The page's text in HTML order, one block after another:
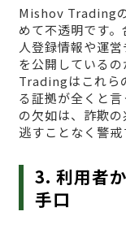
Mishov Trading
めて不透明です
人登録情報や運
を公開している
Tradingはこれら
る証拠が全くと
の欠如は、詐欺
逃すことなく警戒
3. 利用者
手口